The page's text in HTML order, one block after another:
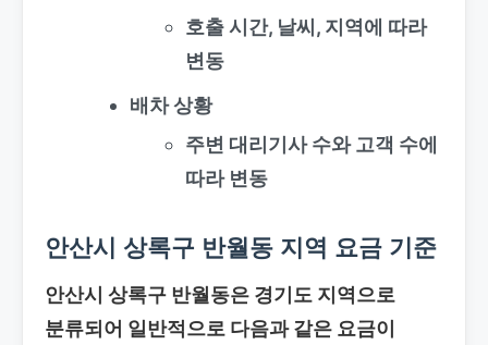
호출 시간, 날씨, 지역에 따라
변동
배차 상황
주변 대리기사 수와 고객 수에
따라 변동
안산시 상록구 반월동 지역 요금 기준
안산시 상록구 반월동은 경기도 지역으로
분류되어 일반적으로 다음과 같은 요금이